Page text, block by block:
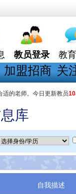
教员登录 教
加盟招商 关
适的老师。今日更新教员10
库
自我描述